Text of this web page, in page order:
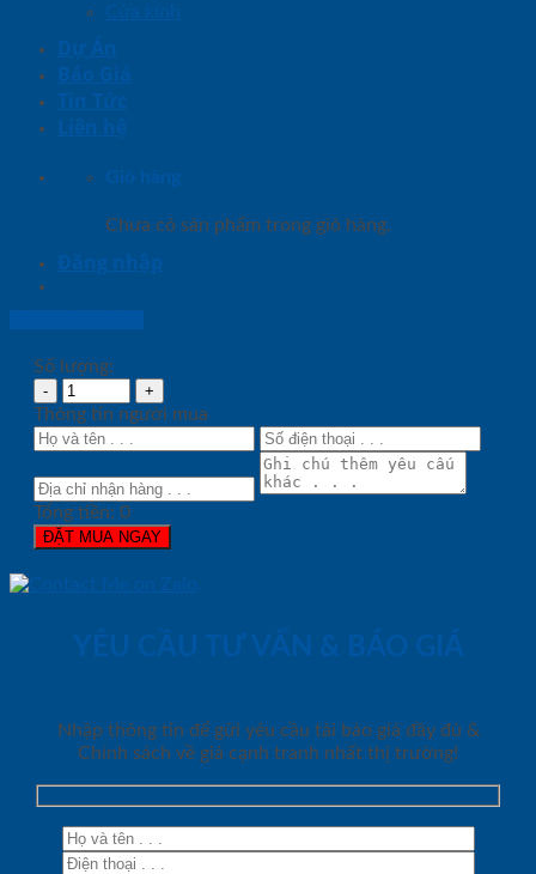
Cửa kính
Dự Án
Báo Giá
Tin Tức
Liên hệ
Giỏ hàng
Chưa có sản phẩm trong giỏ hàng.
Đăng nhập
Số lượng:
Thông tin người mua
Tổng tiền: 0
ĐẶT MUA NGAY
YÊU CẦU TƯ VẤN & BÁO GIÁ
Nhập thông tin để gửi yêu cầu tải báo giá đầy đủ &
Chính sách về giá cạnh tranh nhất thị trường!